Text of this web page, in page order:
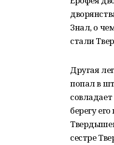
Знал, о
стали
Другая
попал в
берегу
сестре